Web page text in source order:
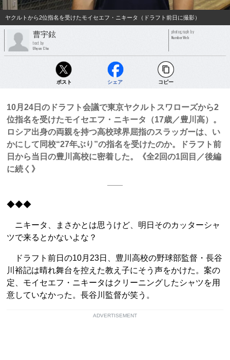
ヤクルトから2位指名を受けたモイセエフ・ニキータ（ドラフト前日に撮影）
曹宇鉉
text by
Uhyon Cho
photograph by
NumberWeb
ポスト シェア コピー
10月24日のドラフト会議で東京ヤクルトスワローズから2
位指名を受けたモイセエフ・ニキータ（17歳／豊川高）。
ロシア出身の両親を持つ高校球界屈指のスラッガーは、い
かにして同校“27年ぶり”の指名を受けたのか。ドラフト前
日から当日の豊川高校に密着した。《全2回の1回目／後編
に続く》
◆◆◆
ニキータ、まさかとは思うけど、明日そのカッターシャ
ツで来るとかないよな？
ドラフト前日の10月23日、豊川高校の野球部監督・長谷
川裕記は晴れ舞台を控えた教え子にそう声をかけた。案の
定、モイセエフ・ニキータはクリーニングしたシャツを用
意していなかった。長谷川監督が笑う。
ADVERTISEMENT